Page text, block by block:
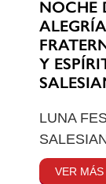
NOCHE
Y
LUNA
VER MÁS